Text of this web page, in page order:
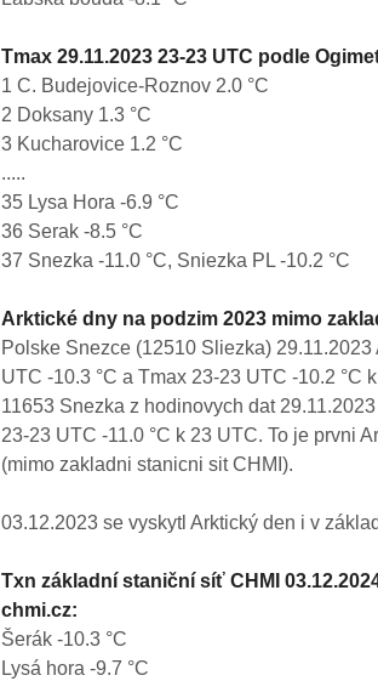
Tmax 29.11.2023 23-23 UTC podle
1 C. Budejovice-Roznov 2.0 °C
2 Doksany 1.3 °C
3 Kucharovice 1.2 °C
.....
35 Lysa Hora -6.9 °C
36 Serak -8.5 °C
37 Snezka -11.0 °C, Sniezka PL -10.2 °C
Arktické dny na podzim 2023 mimo
Polske Snezce (12510 Sliezka)
UTC -10.3 °C a Tmax 23-23 UTC -10.2 °C
11653 Snezka z hodinovych dat
23-23 UTC -11.0 °C k 23 UTC. To je prvni
(mimo zakladni stanicni sit CHMI).
03.12.2023 se vyskytl Arktický den i v
Txn základní staniční síť CHMI
chmi.cz:
Šerák -10.3 °C
Lysá hora -9.7 °C